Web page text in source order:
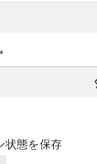
*必
須
状態を保存